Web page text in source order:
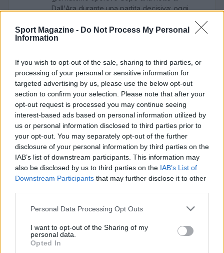
Sport Magazine - Do Not Process My Personal
Information
If you wish to opt-out of the sale, sharing to third parties, or
processing of your personal or sensitive information for
targeted advertising by us, please use the below opt-out
section to confirm your selection. Please note that after your
opt-out request is processed you may continue seeing
interest-based ads based on personal information utilized by
us or personal information disclosed to third parties prior to
your opt-out. You may separately opt-out of the further
disclosure of your personal information by third parties on the
IAB’s list of downstream participants. This information may
also be disclosed by us to third parties on the IAB’s List of
Downstream Participants that may further disclose it to other
Please note that this website/app uses one or more Google
not limited to your visit or usage behaviour. You may click to
grant or deny consent to Google and its third-party tags to
use your data for below specified purposes in below Google
Personal Data Processing Opt Outs
I want to opt-out of the Sharing of my
personal data.
Opted In
Dall'Ara durante una partita decisiva: oggi
commenti. In redazione predilige reportage
sul campo e conserva il biglietto di quella